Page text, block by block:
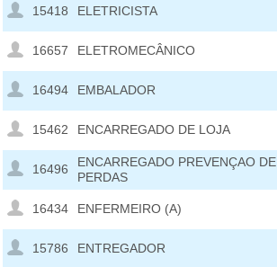
15418 ELETRICISTA
16657 ELETROMECÂNICO
16494 EMBALADOR
15462 ENCARREGADO DE LOJA
16496
ENCARREGADO PREVENÇAO DE
PERDAS
16434 ENFERMEIRO (A)
15786 ENTREGADOR